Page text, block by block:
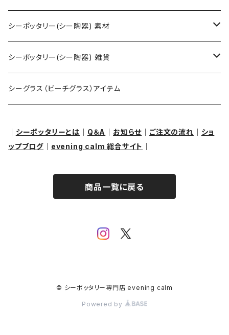
ネックレス
ピアス・イヤリング
ペンダントヘッド（トップ）
リング
シーポッタリー(シー陶器) 素材
アクセサリー用
クラフト用
シーポッタリー(シー陶器) 雑貨
オブジェ・置物
シーグラス（ビーチグラス）アイテム
シーポッタリーとは Q＆A お知らせ ご注文の流れ
ショ
ップブログ
evening calm 総合サイト
商品一覧に戻る
© シーポッタリー専門店 evening calm
Powered by